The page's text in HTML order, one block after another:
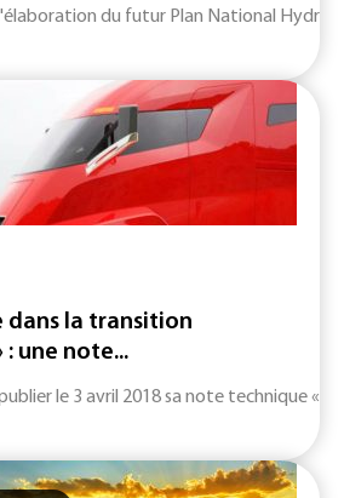
du futur Plan National
dans la transition
une note...
publier le 3 avril 2018 sa note technique «